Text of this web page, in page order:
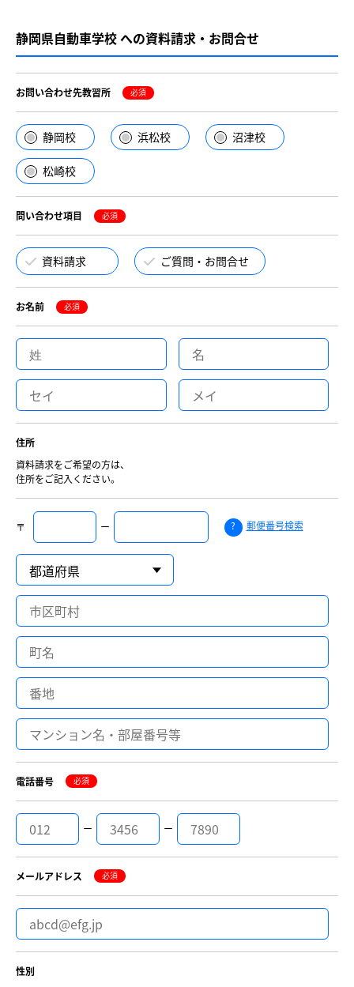
静岡県自動車学校 への資料請求・お問合せ
お問い合わせ先教習所 必須
静岡校 浜松校 沼津校
松崎校
問い合わせ項目 必須
資料請求 ご質問・お問合せ
お名前 必須
住所
資料請求をご希望の方は、
住所をご記入ください。
〒 ー ? 郵便番号検索
電話番号 必須
ー ー
メールアドレス 必須
性別